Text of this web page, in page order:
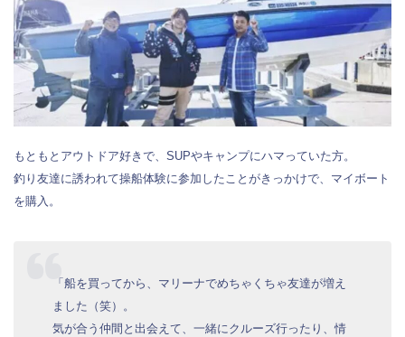
もともとアウトドア好きで、SUPやキャンプにハマっていた方。
釣り友達に誘われて操船体験に参加したことがきっかけで、マイボート
を購入。
「船を買ってから、マリーナでめちゃくちゃ友達が増え
ました（笑）。
気が合う仲間と出会えて、一緒にクルーズ行ったり、情